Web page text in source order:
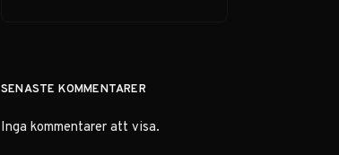
SENASTE KOMMENTARER
Inga kommentarer att visa.